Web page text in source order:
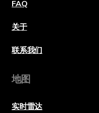
FAQ
关于
联系我们
地图
实时雷达